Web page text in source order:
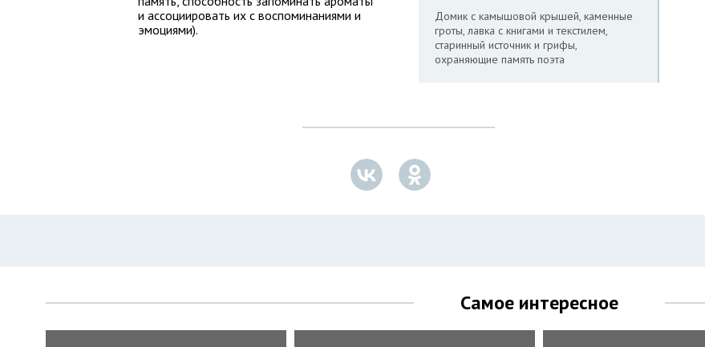
Домик с камышовой крышей, каменные
гроты, лавка с книгами и текстилем,
старинный источник и грифы,
охраняющие память поэта
и ассоциировать их с воспоминаниями и
эмоциями).
Самое интересное